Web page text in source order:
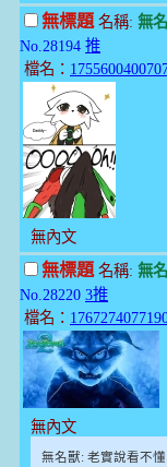
無標題名稱: 無
No.28194 推
檔名：
無內文
無標題名稱: 無
No.28220 3推
檔名：
無內文
無名獸: 老實說看不懂